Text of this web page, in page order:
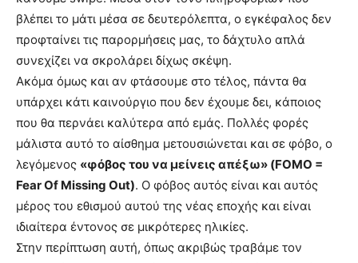
βλέπει το μάτι μέσα σε δευτερόλεπτα, ο εγκέφαλος δεν
προφταίνει τις παρορμήσεις μας, το δάχτυλο απλά
συνεχίζει να σκρολάρει δίχως σκέψη.
Ακόμα όμως και αν φτάσουμε στο τέλος, πάντα θα
υπάρχει κάτι καινούργιο που δεν έχουμε δει, κάποιος
που θα περνάει καλύτερα από εμάς. Πολλές φορές
μάλιστα αυτό το αίσθημα μετουσιώνεται και σε φόβο, ο
λεγόμενος «φόβος του να μείνεις απέξω» (FOMO =
Fear Of Missing Out). Ο φόβος αυτός είναι και αυτός
μέρος του εθισμού αυτού της νέας εποχής και είναι
ιδιαίτερα έντονος σε μικρότερες ηλικίες.
Στην περίπτωση αυτή, όπως ακριβώς τραβάμε τον